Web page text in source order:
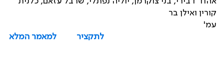
קורין ואילן בר
עמ'
לתקציר
למאמר המלא